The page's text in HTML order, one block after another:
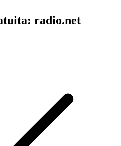
radio.net